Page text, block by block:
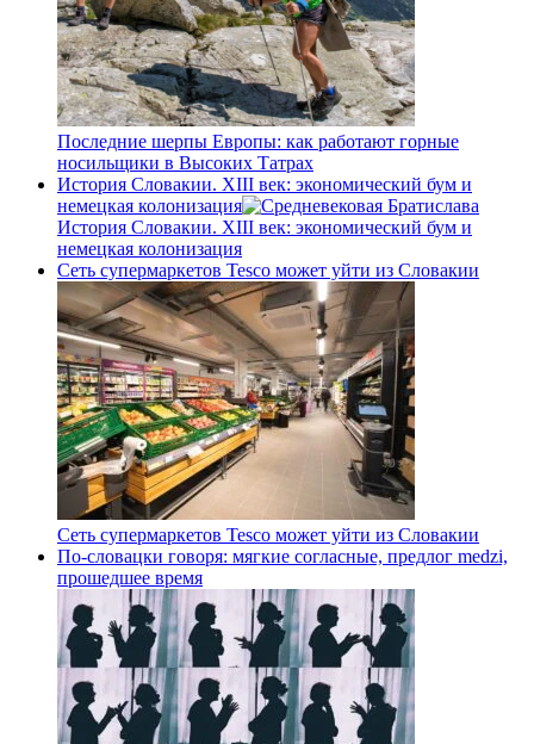
Последние шерпы Европы: как работают горные
носильщики в Высоких Татрах
История Словакии. XIII век: экономический бум и
немецкая колонизация
История Словакии. XIII век: экономический бум и
немецкая колонизация
Сеть супермаркетов Tesco может уйти из Словакии
Сеть супермаркетов Tesco может уйти из Словакии
По-словацки говоря: мягкие согласные, предлог medzi,
прошедшее время